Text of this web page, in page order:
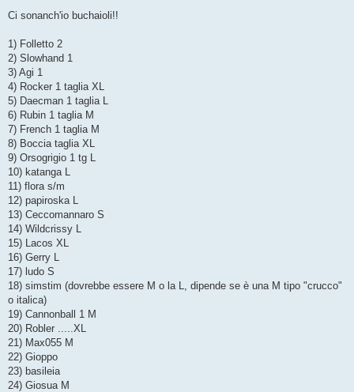
s
g
o
Ci sonanch'io buchaioli!!
1) Folletto 2
2) Slowhand 1
3) Agi 1
4) Rocker 1 taglia XL
5) Daecman 1 taglia L
6) Rubin 1 taglia M
7) French 1 taglia M
8) Boccia taglia XL
9) Orsogrigio 1 tg L
10) katanga L
11) flora s/m
12) papiroska L
13) Ceccomannaro S
14) Wildcrissy L
15) Lacos XL
16) Gerry L
17) ludo S
18) simstim (dovrebbe essere M o la L, dipende se è una M tipo "crucco"
o italica)
19) Cannonball 1 M
20) Robler .....XL
21) Max055 M
22) Gioppo
23) basileia
24) Giosua M